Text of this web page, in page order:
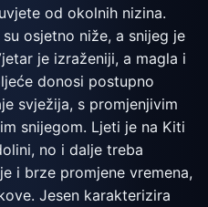
od okolnih nizina.
osjetno niže, a snijeg je
je izraženiji, a magla i
donosi postupno
svježija, s promjenjivim
snijegom. Ljeti je na Kiti
no i dalje treba
i brze promjene vremena,
Jesen karakterizira